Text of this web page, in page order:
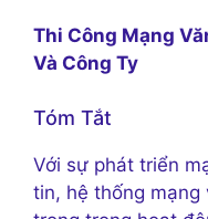
Thi Công Mạng
Và Công Ty
Tóm Tắt
Với sự phát triển
tin, hệ thống mạng